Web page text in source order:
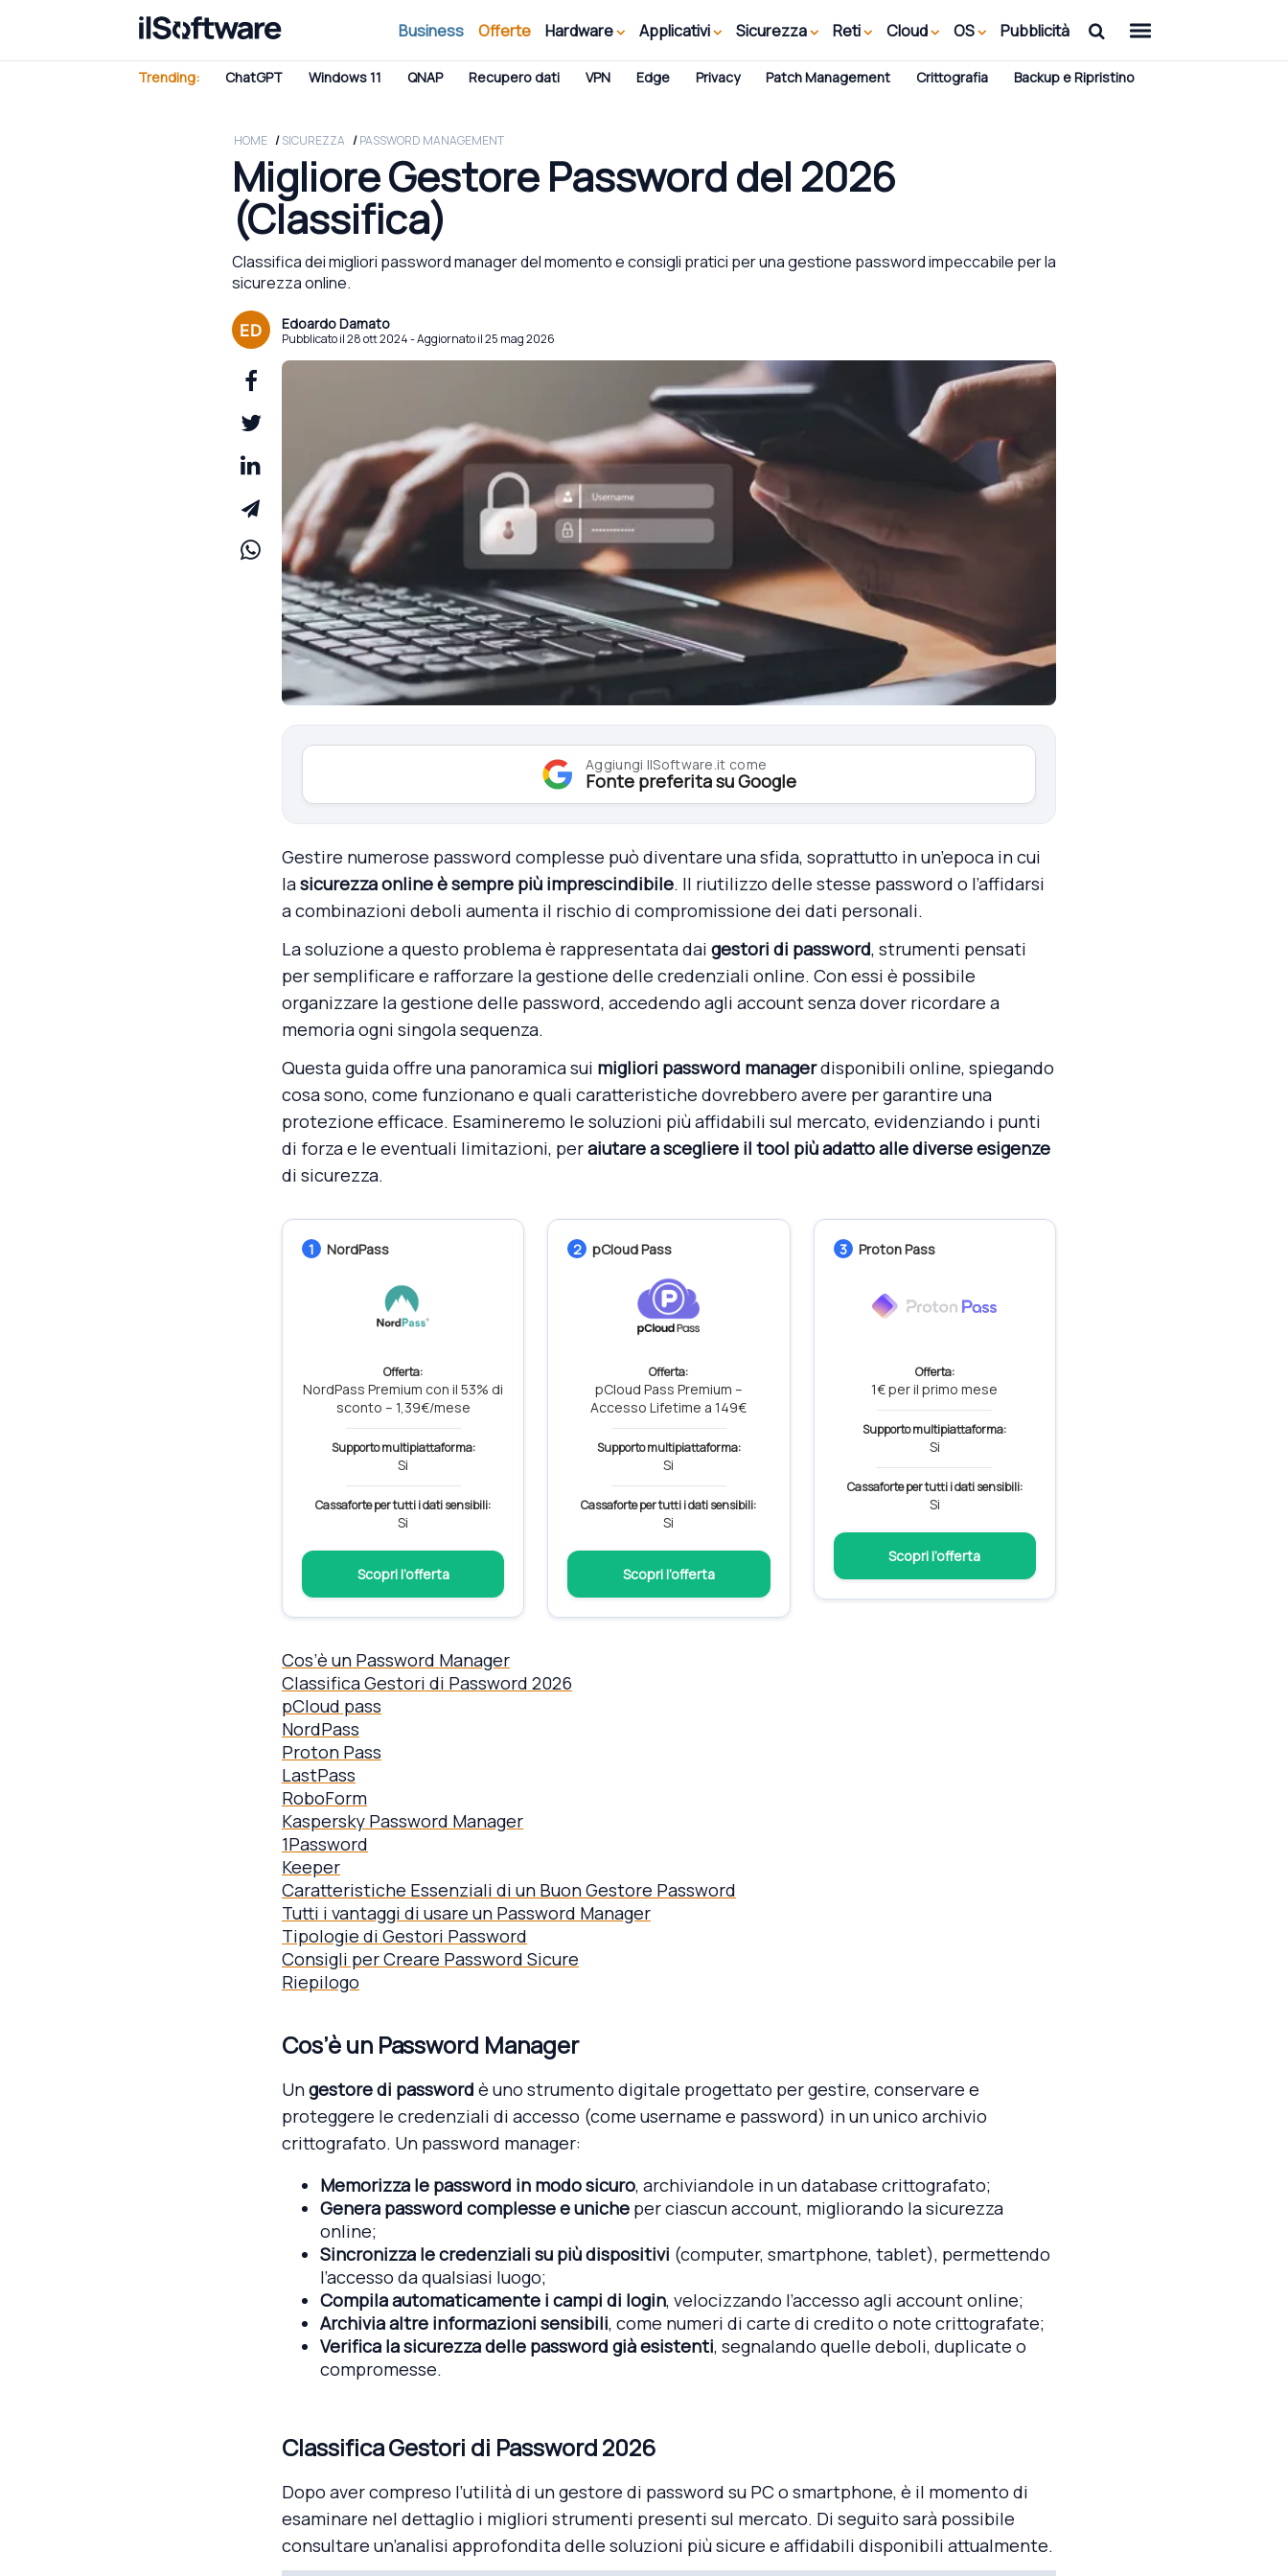
Business Offerte Hardware Applicativi Sicurezza Reti Cloud OS Pubblicità
Trending: ChatGPT Windows 11 QNAP Recupero dati VPN Edge Privacy Patch Management Crittografia Backup e Ripristino
HOME SICUREZZA PASSWORD MANAGEMENT
Migliore Gestore Password del 2026
(Classifica)
Classifica dei migliori password manager del momento e consigli pratici per una gestione password impeccabile per la
sicurezza online.
Edoardo Damato
Pubblicato il 28 ott 2024- Aggiornato il 25 mag 2026
Aggiungi IlSoftware.it come
Fonte preferita su Google
Gestire numerose password complesse può diventare una sfida, soprattutto in un’epoca in cui
lasicurezza online è sempre più imprescindibile. Il riutilizzo delle stesse password o l’affidarsi
a combinazioni deboli aumenta il rischio di compromissione dei dati personali.
La soluzione a questo problema è rappresentata dai gestori di password, strumenti pensati
per semplificare e rafforzare la gestione delle credenziali online. Con essi è possibile
organizzare la gestione delle password, accedendo agli account senza dover ricordare a
memoria ogni singola sequenza.
Questa guida offre una panoramica sui migliori password managerdisponibili online, spiegando
cosa sono, come funzionano e quali caratteristiche dovrebbero avere per garantire una
protezione efficace. Esamineremo le soluzioni più affidabili sul mercato, evidenziando i punti
di forza e le eventuali limitazioni, peraiutare a scegliere il tool più adatto alle diverse esigenze
di sicurezza.
1 NordPass
Offerta:
NordPass Premium con il 53% di
sconto – 1,39€/mese
Supporto multipiattaforma:
Si
Cassaforte per tutti i dati sensibili:
Si
Scopri l’offerta
2 pCloud Pass
Offerta:
pCloud Pass Premium –
Accesso Lifetime a 149€
Supporto multipiattaforma:
Si
Cassaforte per tutti i dati sensibili:
Si
Scopri l’offerta
3 Proton Pass
Offerta:
1€ per il primo mese
Supporto multipiattaforma:
Si
Cassaforte per tutti i dati sensibili:
Si
Scopri l’offerta
Cos’è un Password Manager
Classifica Gestori di Password 2026
pCloud pass
NordPass
Proton Pass
LastPass
RoboForm
Kaspersky Password Manager
1Password
Keeper
Caratteristiche Essenziali di un Buon Gestore Password
Tutti i vantaggi di usare un Password Manager
Tipologie di Gestori Password
Consigli per Creare Password Sicure
Riepilogo
Cos’è un Password Manager
Ungestore di password è uno strumento digitale progettato per gestire, conservare e
proteggere le credenziali di accesso (come username e password) in un unico archivio
crittografato. Un password manager:
Memorizza le password in modo sicuro, archiviandole in un database crittografato;
Genera password complesse e uniche per ciascun account, migliorando la sicurezza
online;
Sincronizza le credenziali su più dispositivi (computer, smartphone, tablet), permettendo
l’accesso da qualsiasi luogo;
Compila automaticamente i campi di login, velocizzando l’accesso agli account online;
Archivia altre informazioni sensibili, come numeri di carte di credito o note crittografate;
Verifica la sicurezza delle password già esistenti, segnalando quelle deboli, duplicate o
compromesse.
Classifica Gestori di Password 2026
Dopo aver compreso l’utilità di un gestore di password su PC o smartphone, è il momento di
esaminare nel dettaglio i migliori strumenti presenti sul mercato. Di seguito sarà possibile
consultare un’analisi approfondita delle soluzioni più sicure e affidabili disponibili attualmente.